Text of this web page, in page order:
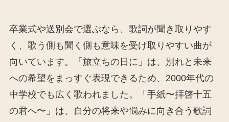
卒業式や送別会で選ぶなら、歌詞が聞き取りやす
く、歌う側も聞く側も意味を受け取りやすい曲が
向いています。「旅立ちの日に」は、別れと未来
への希望をまっすぐ表現できるため、2000年代の
中学校でも広く歌われました。「手紙〜拝啓十五
の君へ〜」は、自分の将来や悩みに向き合う歌詞